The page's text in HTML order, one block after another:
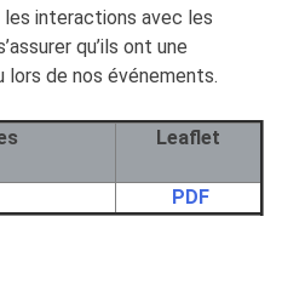
interactions avec les
qu’ils ont une
de nos événements.
Leaflet
PDF